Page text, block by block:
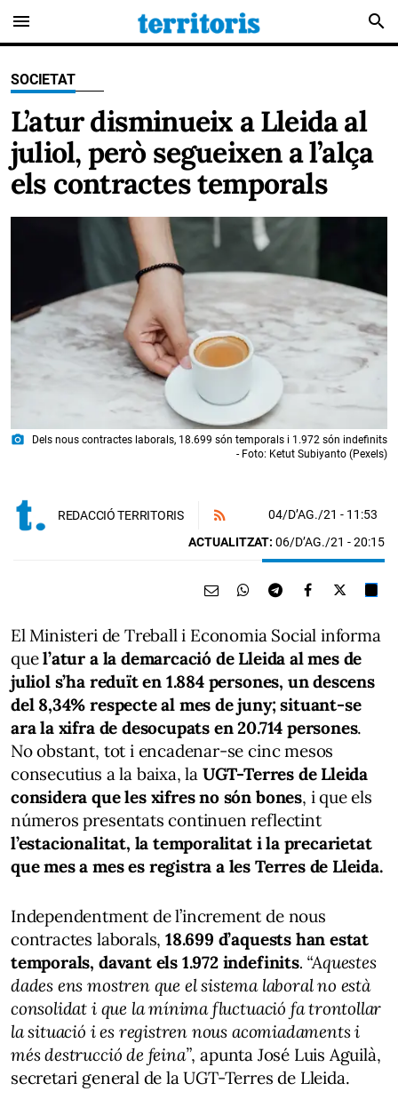
menu search
SOCIETAT
L’atur disminueix a Lleida al
juliol, però segueixen a l’alça
els contractes temporals
photo_camera
Dels nous contractes laborals, 18.699 són temporals i 1.972 són indefinits
- Foto: Ketut Subiyanto (Pexels)
REDACCIÓ TERRITORIS 04/D’AG./21 - 11:53
ACTUALITZAT: 06/D’AG./21 - 20:15
El Ministeri de Treball i Economia Social informa
quel’atur a la demarcació de Lleida al mes de
juliol s’ha reduït en 1.884 persones, un descens
del 8,34% respecte al mes de juny; situant-se
ara la xifra de desocupats en 20.714 persones.
No obstant, tot i encadenar-se cinc mesos
consecutius a la baixa, la UGT-Terres de Lleida
considera que les xifres no són bones, i que els
números presentats continuen reflectint
l’estacionalitat, la temporalitat i la precarietat
que mes a mes es registra a les Terres de Lleida.
Independentment de l’increment de nous
contractes laborals,18.699 d’aquests han estat
temporals, davant els 1.972 indefinits. “Aquestes
dades ens mostren que el sistema laboral no està
consolidat i que la mínima fluctuació fa trontollar
la situació i es registren nous acomiadaments i
més destrucció de feina”, apunta José Luis Aguilà,
secretari general de la UGT-Terres de Lleida.